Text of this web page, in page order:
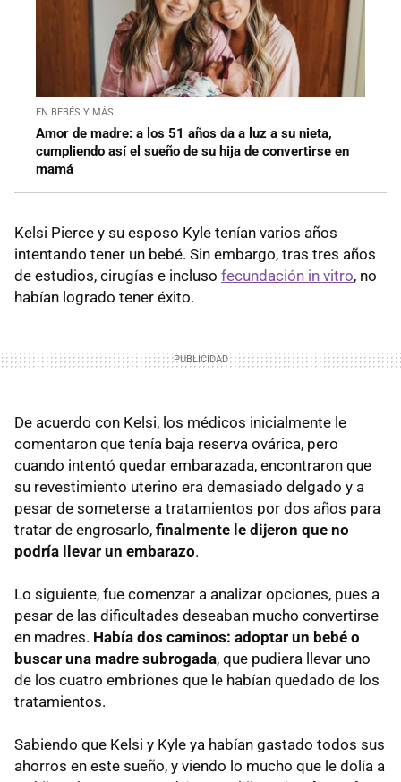
EN BEBÉS Y MÁS
Amor de madre: a los 51 años da a luz a su nieta,
cumpliendo así el sueño de su hija de convertirse en
mamá
Kelsi Pierce y su esposo Kyle tenían varios años
intentando tener un bebé. Sin embargo, tras tres años
de estudios, cirugías e incluso fecundación in vitro, no
habían logrado tener éxito.
De acuerdo con Kelsi, los médicos inicialmente le
comentaron que tenía baja reserva ovárica, pero
cuando intentó quedar embarazada, encontraron que
su revestimiento uterino era demasiado delgado y a
pesar de someterse a tratamientos por dos años para
tratar de engrosarlo, finalmente le dijeron que no
podría llevar un embarazo.
Lo siguiente, fue comenzar a analizar opciones, pues a
pesar de las dificultades deseaban mucho convertirse
en madres. Había dos caminos: adoptar un bebé o
buscar una madre subrogada, que pudiera llevar uno
de los cuatro embriones que le habían quedado de los
tratamientos.
Sabiendo que Kelsi y Kyle ya habían gastado todos sus
ahorros en este sueño, y viendo lo mucho que le dolía a